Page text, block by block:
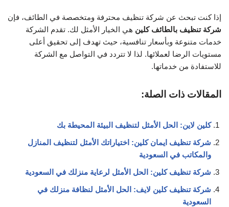
إذا كنت تبحث عن شركة تنظيف محترفة ومتخصصة في الطائف، فإن
شركة تنظيف بالطائف كلين هي الخيار الأمثل لك. تقدم الشركة
خدمات متنوعة وبأسعار تنافسية، حيث تهدف إلى تحقيق أعلى
مستويات الرضا لعملائها. لذا لا تتردد في التواصل مع الشركة
للاستفادة من خدماتها.
المقالات ذات الصلة:
كلين لاين: الحل الأمثل لتنظيف البيئة المحيطة بك
شركة تنظيف ايمان كلين: اختياراتك الأمثل لتنظيف المنازل
والمكاتب في السعودية
شركة تنظيف كلين: الحل الأمثل لرعاية منزلك في السعودية
شركة تنظيف كلين لايف: الحل الأمثل لنظافة منزلك في
السعودية